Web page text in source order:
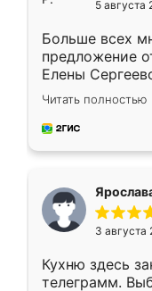
5 августа
Больше всех
предложение
Елены
короткие
для замера
предложил по
Читать полностью
3 августа
Кухню здесь
телеграмм.